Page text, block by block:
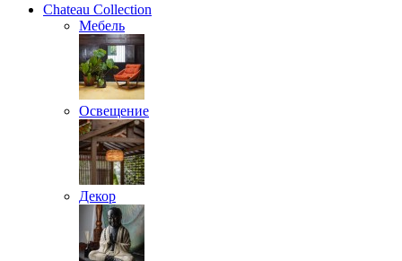
Chateau Collection
Мебель
Освещение
Декор